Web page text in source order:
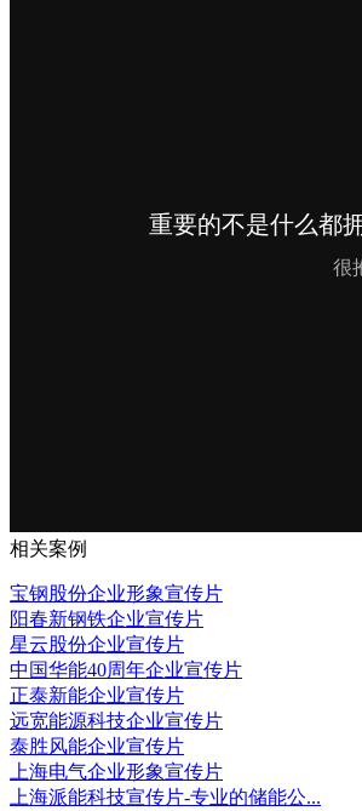
相关案例
宝钢股份企业形象宣传片
阳春新钢铁企业宣传片
星云股份企业宣传片
中国华能40周年企业宣传片
正泰新能企业宣传片
远宽能源科技企业宣传片
泰胜风能企业宣传片
上海电气企业形象宣传片
上海派能科技宣传片-专业的储能公...